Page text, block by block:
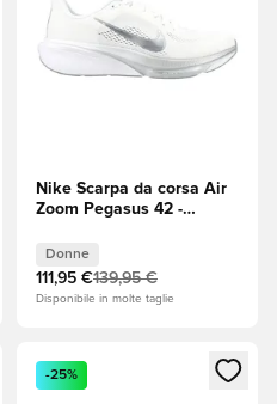
Nike Scarpa da corsa Air
Zoom Pegasus 42 -
metallizzato/Wolf Grey
(Grigio) Donna
Donne
111,95 €139,95 €
Disponibile in molte taglie
accedere o registrarsi come
Apre una finestra modale
-25%